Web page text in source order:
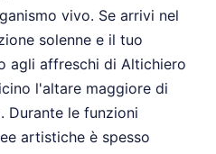
vivo. Se arrivi nel
solenne e il tuo
agli affreschi di Altichiero
l'altare maggiore di
Durante le funzioni
artistiche è spesso